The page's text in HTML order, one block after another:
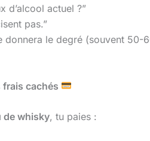
d’alcool actuel ?”
pas.”
donnera le degré (souvent
frais cachés
de whisky, tu paies :